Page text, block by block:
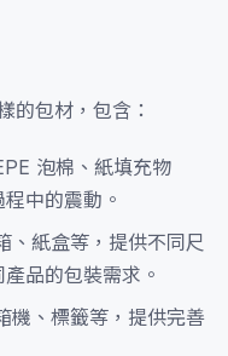
的包材，包含：
泡棉、紙填充物
中的震動。
、紙盒等，提供不同尺
品的包裝需求。
機、標籤等，提供完善